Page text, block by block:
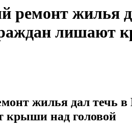
ремонт жилья
лишают
жилья дал течь в
крыши над головой